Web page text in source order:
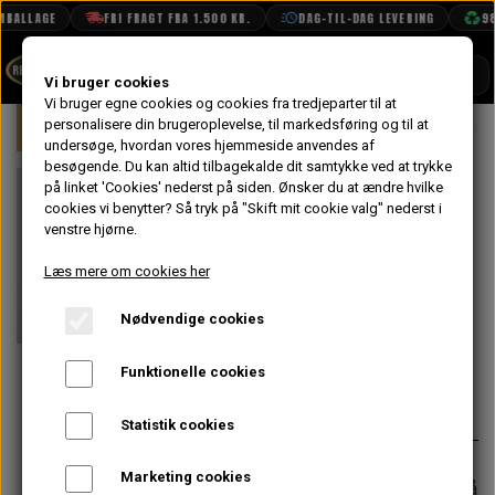
FRI FRAGT FRA 1.500 KR. DAG-TIL-DAG LEVERING
BOOK TID
PROJEKTER
TEKNISK DATA
VANDPOLERING
Forside Mini Bremser Hydraulik
På lager
Samler til
Vejs kryds, 3/8"
UNF
120,00 kr.
Forventet leveringstid:
Varen er på
Vi bruger cookies
Vi bruger egne cookies og cookies fra tredjeparter til at
personalisere din brugeroplevelse, til markedsføring og til at
undersøge, hvordan vores hjemmeside anvendes af
besøgende. Du kan altid tilbagekalde dit samtykke ved at trykke
på linket 'Cookies' nederst på siden. Ønsker du at ændre hvilke
cookies vi benytter? Så tryk på "Skift mit cookie valg" nederst i
venstre hjørne.
Læs mere om cookies her
Nødvendige cookies
Funktionelle cookies
Statistik cookies
Marketing cookies